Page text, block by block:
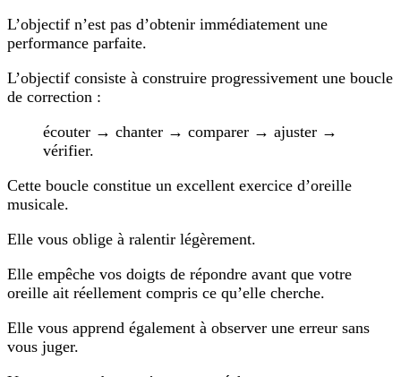
L’objectif n’est pas d’obtenir immédiatement une
performance parfaite.
L’objectif consiste à construire progressivement une boucle
de correction :
écouter → chanter → comparer → ajuster →
vérifier.
Cette boucle constitue un excellent exercice d’oreille
musicale.
Elle vous oblige à ralentir légèrement.
Elle empêche vos doigts de répondre avant que votre
oreille ait réellement compris ce qu’elle cherche.
Elle vous apprend également à observer une erreur sans
vous juger.